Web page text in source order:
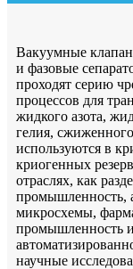
Вакуумные
и фазовые
проходят серию
процессов для
жидкого азота,
гелия,
используются в
криогенных
отраслях, как
промышленность,
микросхемы,
промышленность
научные